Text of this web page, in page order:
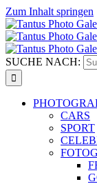
Zum Inhalt springen
SUCHE NACH:
CARS
SPORT